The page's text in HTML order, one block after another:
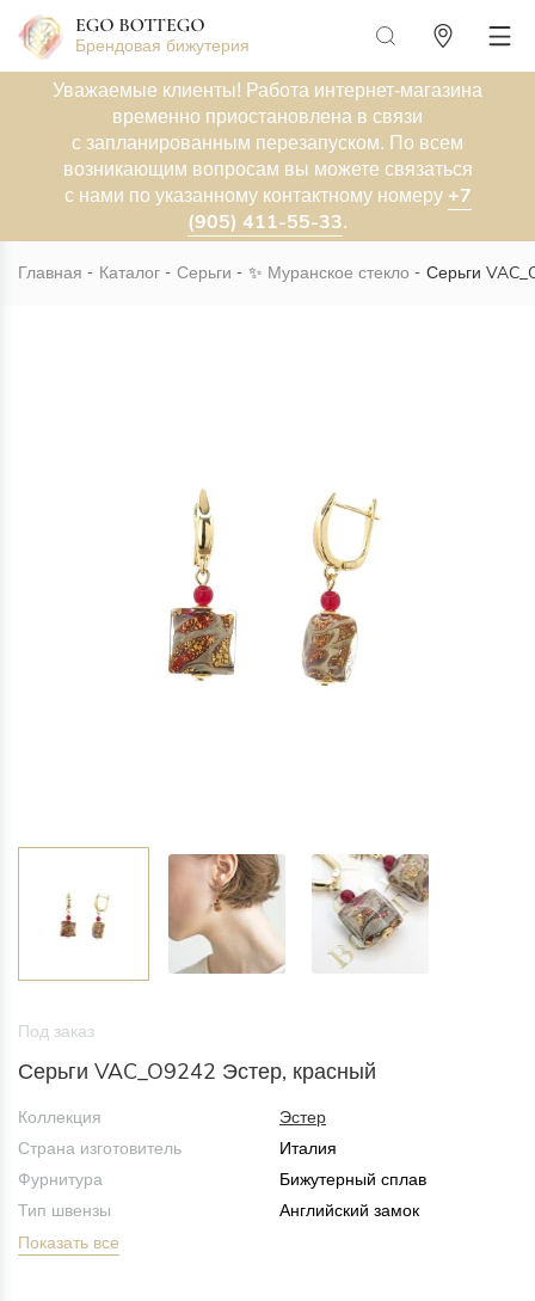
Брендовая бижутерия
Уважаемые клиенты! Работа интернет-магазина
временно приостановлена в связи
с запланированным перезапуском. По всем
возникающим вопросам вы можете связаться
с нами по указанному контактному номеру +7
(905) 411-55-33.
Главная Каталог Серьги ✨ Муранское стекло Серьги
Под заказ
Серьги VAC_O9242 Эстер, красный
Коллекция
Эстер
Страна изготовитель
Италия
Фурнитура
Бижутерный сплав
Тип швензы
Английский замок
Показать все